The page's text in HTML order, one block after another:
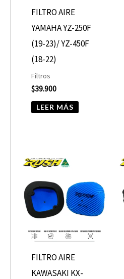
FILTRO AIRE
YAMAHA YZ-250F
(19-23)/ YZ-450F
(18-22)
Filtros
$39.900
LEER MÁS
FILTRO AIRE
KAWASAKI KX-